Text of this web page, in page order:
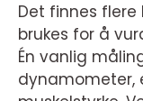
Det finnes
brukes for å
Én vanlig
dynamometer,